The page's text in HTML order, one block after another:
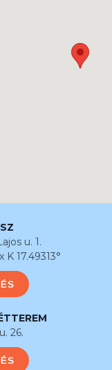
u. 1.
K 17.49313°
26.